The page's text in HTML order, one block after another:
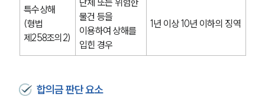
특수상해
(형법
제258조의2)
단체 또는 위험한
물건 등을
이용하여 상해를
입힌 경우
1년 이상 10년 이하의 징역
합의금 판단 요소